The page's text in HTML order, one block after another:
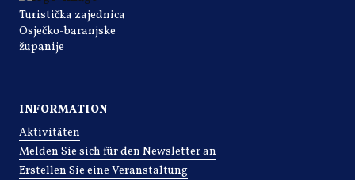
Turistička zajednica
Osječko-baranjske
županije
INFORMATION
Aktivitäten
Melden Sie sich für den Newsletter an
Erstellen Sie eine Veranstaltung